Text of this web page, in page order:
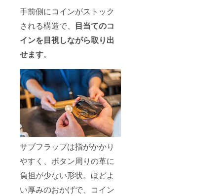
手前側にコインがストック
される構造で、 目当てのコ
インを目視しながら取り出
せます。
サブフラップは指がかかり
やすく、ボタン周りの革に
負担が少ない形状。ほどよ
い厚みのおかげで、コイン